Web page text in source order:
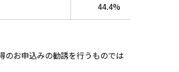
44.4%
のお申込みの勧誘を行うものでは